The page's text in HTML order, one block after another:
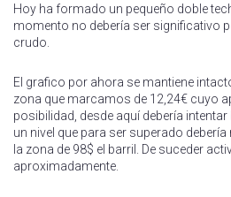
Hoy ha formado un pequeño doble
momento no debería ser significativo
crudo.
El grafico por ahora se mantiene
zona que marcamos de 12,24€ cuyo
posibilidad, desde aquí debería
un nivel que para ser superado
la zona de 98$ el barril. De suceder
aproximadamente.